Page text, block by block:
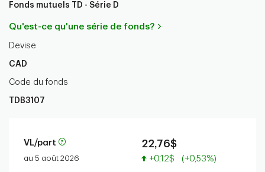
Fonds mutuels TD - Série D
Qu'est-ce qu'une série de fonds?
Devise
CAD
Code du fonds
TDB3107
VL/part
au 5 août 2026
22,76$
Valeur accrue
+0,12$ (+0,53%)